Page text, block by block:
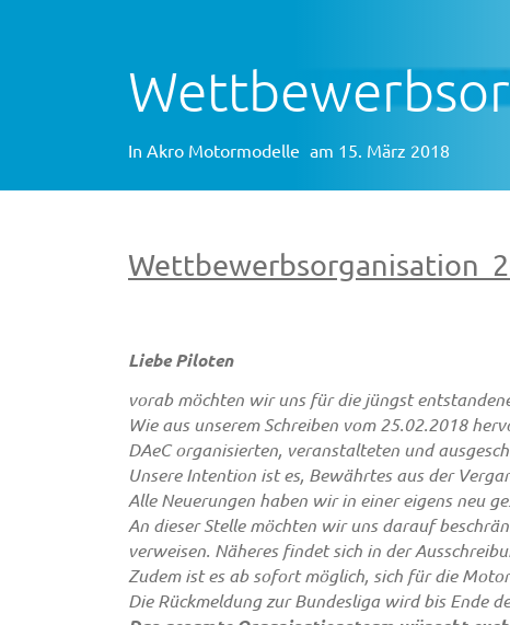
In Akro Motormodelle am 15. März 2018
Wettbewerbsorganisation
Liebe Piloten
vorab möchten wir uns für die jüngst
Wie aus unserem Schreiben vom 25.02.2018
DAeC organisierten, veranstalteten und
Unsere Intention ist es, Bewährtes aus der
Alle Neuerungen haben wir in einer eigens neu
An dieser Stelle möchten wir uns darauf
verweisen. Näheres findet sich in der
Zudem ist es ab sofort möglich, sich für die
Die Rückmeldung zur Bundesliga wird bis Ende